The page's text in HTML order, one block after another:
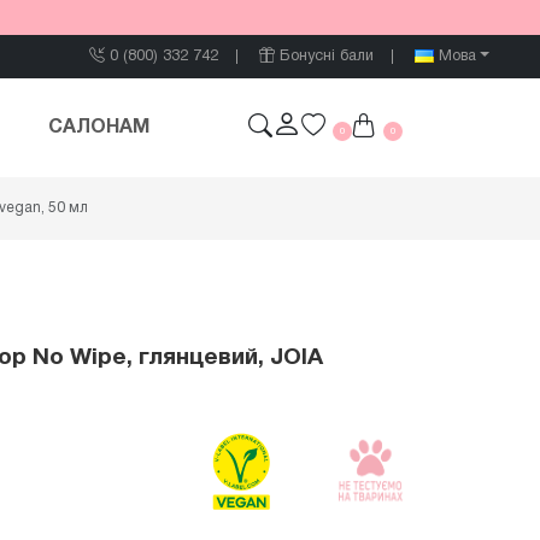
0 (800) 332 742 Бонусні бали Мова
САЛОНАМ 0 0
50 мл
No Wipe, глянцевий, JOIA